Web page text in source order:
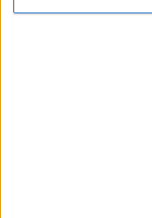
ABONNEMENT